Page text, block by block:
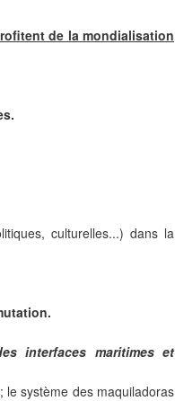
de la mondialisation
culturelles...) dans la
interfaces maritimes et
le système des maquiladoras